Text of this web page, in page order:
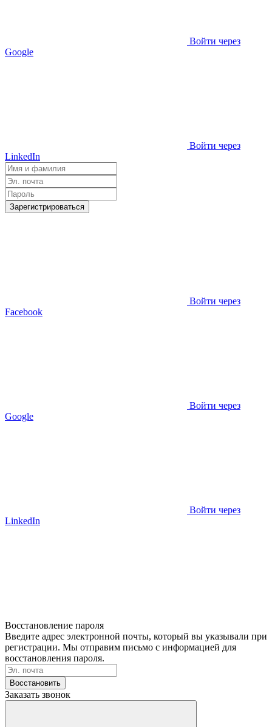
Войти через
Google
Войти через
LinkedIn
Зарегистрироваться
Войти через
Facebook
Войти через
Google
Войти через
LinkedIn
Восстановление пароля
Введите адрес электронной почты, который вы указывали при
регистрации. Мы отправим письмо с информацией для
восстановления пароля.
Восстановить
Заказать звонок